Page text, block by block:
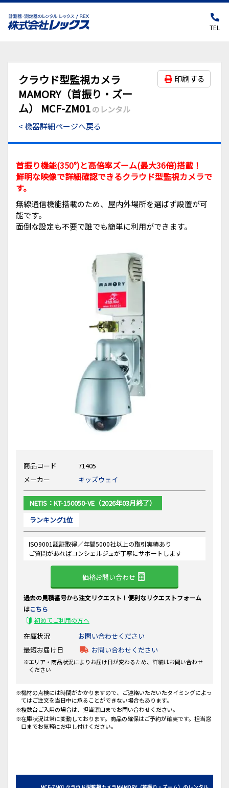
TEL
クラウド型監視カメラ
MAMORY（首振り・ズー
ム） MCF-ZM01のレンタル
印刷する
< 機器詳細ページへ戻る
首振り機能(350°)と高倍率ズーム(最大36倍)搭載！
鮮明な映像で詳細確認できるクラウド型監視カメラで
す。
無線通信機能搭載のため、屋内外場所を選ばず設置が可
能です。
面倒な設定も不要で誰でも簡単に利用ができます。
商品コード
71405
メーカー
キッズウェイ
NETIS：KT-150050-VE （2026年03月終了）
ランキング1位
ISO9001認証取得／年間5000社以上の取引実績あり
ご質問があればコンシェルジュが丁寧にサポートします
価格お問い合わせ
過去の見積番号から注文リクエスト！便利なリクエストフォーム
はこちら
初めてご利用の方へ
在庫状況
お問い合わせください
最短お届け日
お問い合わせください
エリア・商品状況によりお届け日が変わるため、詳細はお問い合わせ
ください
機材の点検には時間がかかりますので、ご連絡いただいたタイミングによっ
てはご注文を当日中に承ることができない場合もあります。
複数台ご入用の場合は、担当窓口までお問い合わせください。
在庫状況は常に変動しております。商品の確保はご予約が確実です。担当窓
口までお気軽にお申し付けください。